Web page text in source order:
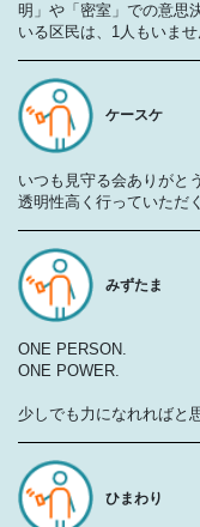
明」や「密室」での意思
いる区民は、1人もいませ
ケースケ
いつも見守る会ありがと
透明性高く行っていただ
みずたま
ONE PERSON.
ONE POWER.
少しでも力になれればと
ひまわり